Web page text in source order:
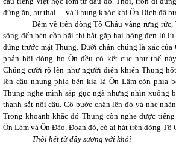
đừng ăn, hư thai… và Thung khóc khi Ôn Dịch đã
Đêm về trên dòng Tô Châu vàng rưng
sông đến bên cồn bãi thì bắt gặp hai bóng đen lù
đứng trước mặt Thung. Dưới chân chúng là xác
phản bội dòng họ Ôn đều có kết cục như thế
Chúng cười rộ lên như người điên khiến Thung
lên cầu nhưng phía bên kia là Ôn Lâm còn phía
Thung nghe mình sắp gục ngã nhưng nhìn xuống
thanh sắt nối cầu. Cô bước chân lên đó và nhẹ
Trong khoảnh khắc đó Thung còn nghe được
Ôn Lâm và Ôn Đào. Đoạn đó, có ai hát trên dòng Tô
Thôi hết từ đây sương với khói